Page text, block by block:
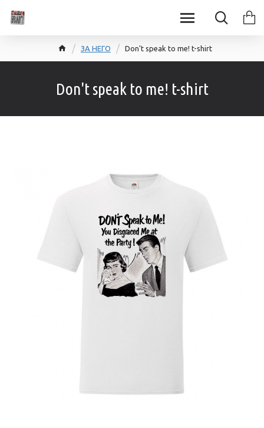
ЗА НЕГО Don't speak to me! t-shirt
Don't speak to me! t-shirt